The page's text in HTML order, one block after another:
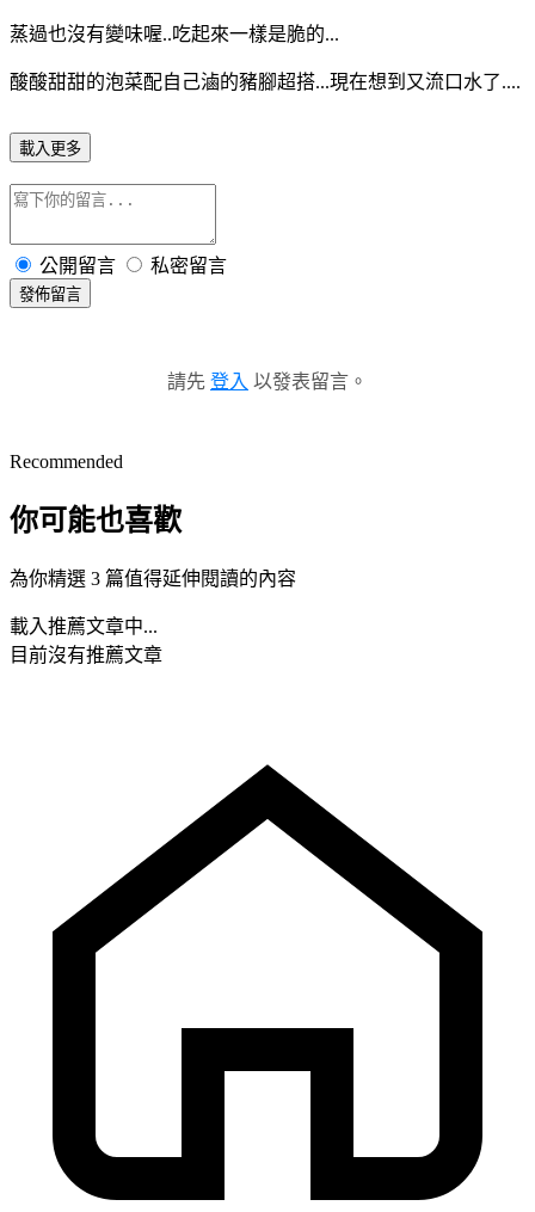
蒸過也沒有變味喔..吃起來一樣是脆的...
酸酸甜甜的泡菜配自己滷的豬腳超搭...現在想到又流口水了....
載入更多
公開留言 私密留言
發佈留言
請先 登入 以發表留言。
Recommended
你可能也喜歡
為你精選 3 篇值得延伸閱讀的內容
載入推薦文章中...
目前沒有推薦文章